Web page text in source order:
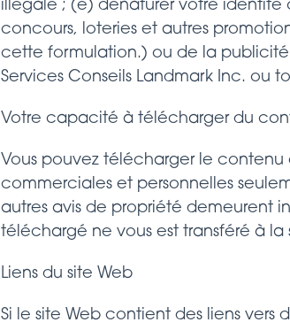
illégale ; (e) dénaturer votre identité
concours, loteries et autres
cette formulation.) ou de la publicité
Services Conseils Landmark Inc. ou
Votre capacité à télécharger du
Vous pouvez télécharger le
commerciales et personnelles
autres avis de propriété demeurent
téléchargé ne vous est transféré à
Liens du site Web
Si le site Web contient des liens vers